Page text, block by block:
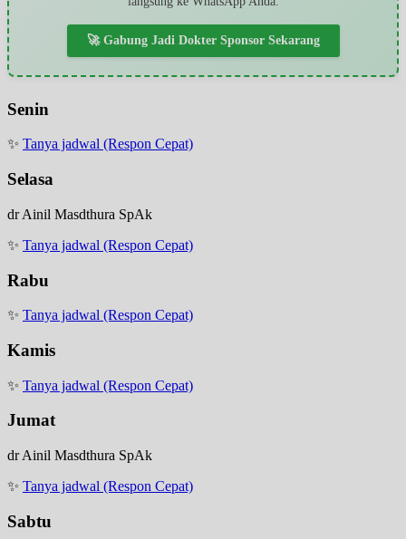
🚀 Gabung Jadi Dokter Sponsor Sekarang
Senin
✨ Tanya jadwal (Respon Cepat)
Selasa
dr Ainil Masdthura SpAk
✨ Tanya jadwal (Respon Cepat)
Rabu
✨ Tanya jadwal (Respon Cepat)
Kamis
✨ Tanya jadwal (Respon Cepat)
Jumat
dr Ainil Masdthura SpAk
✨ Tanya jadwal (Respon Cepat)
Sabtu